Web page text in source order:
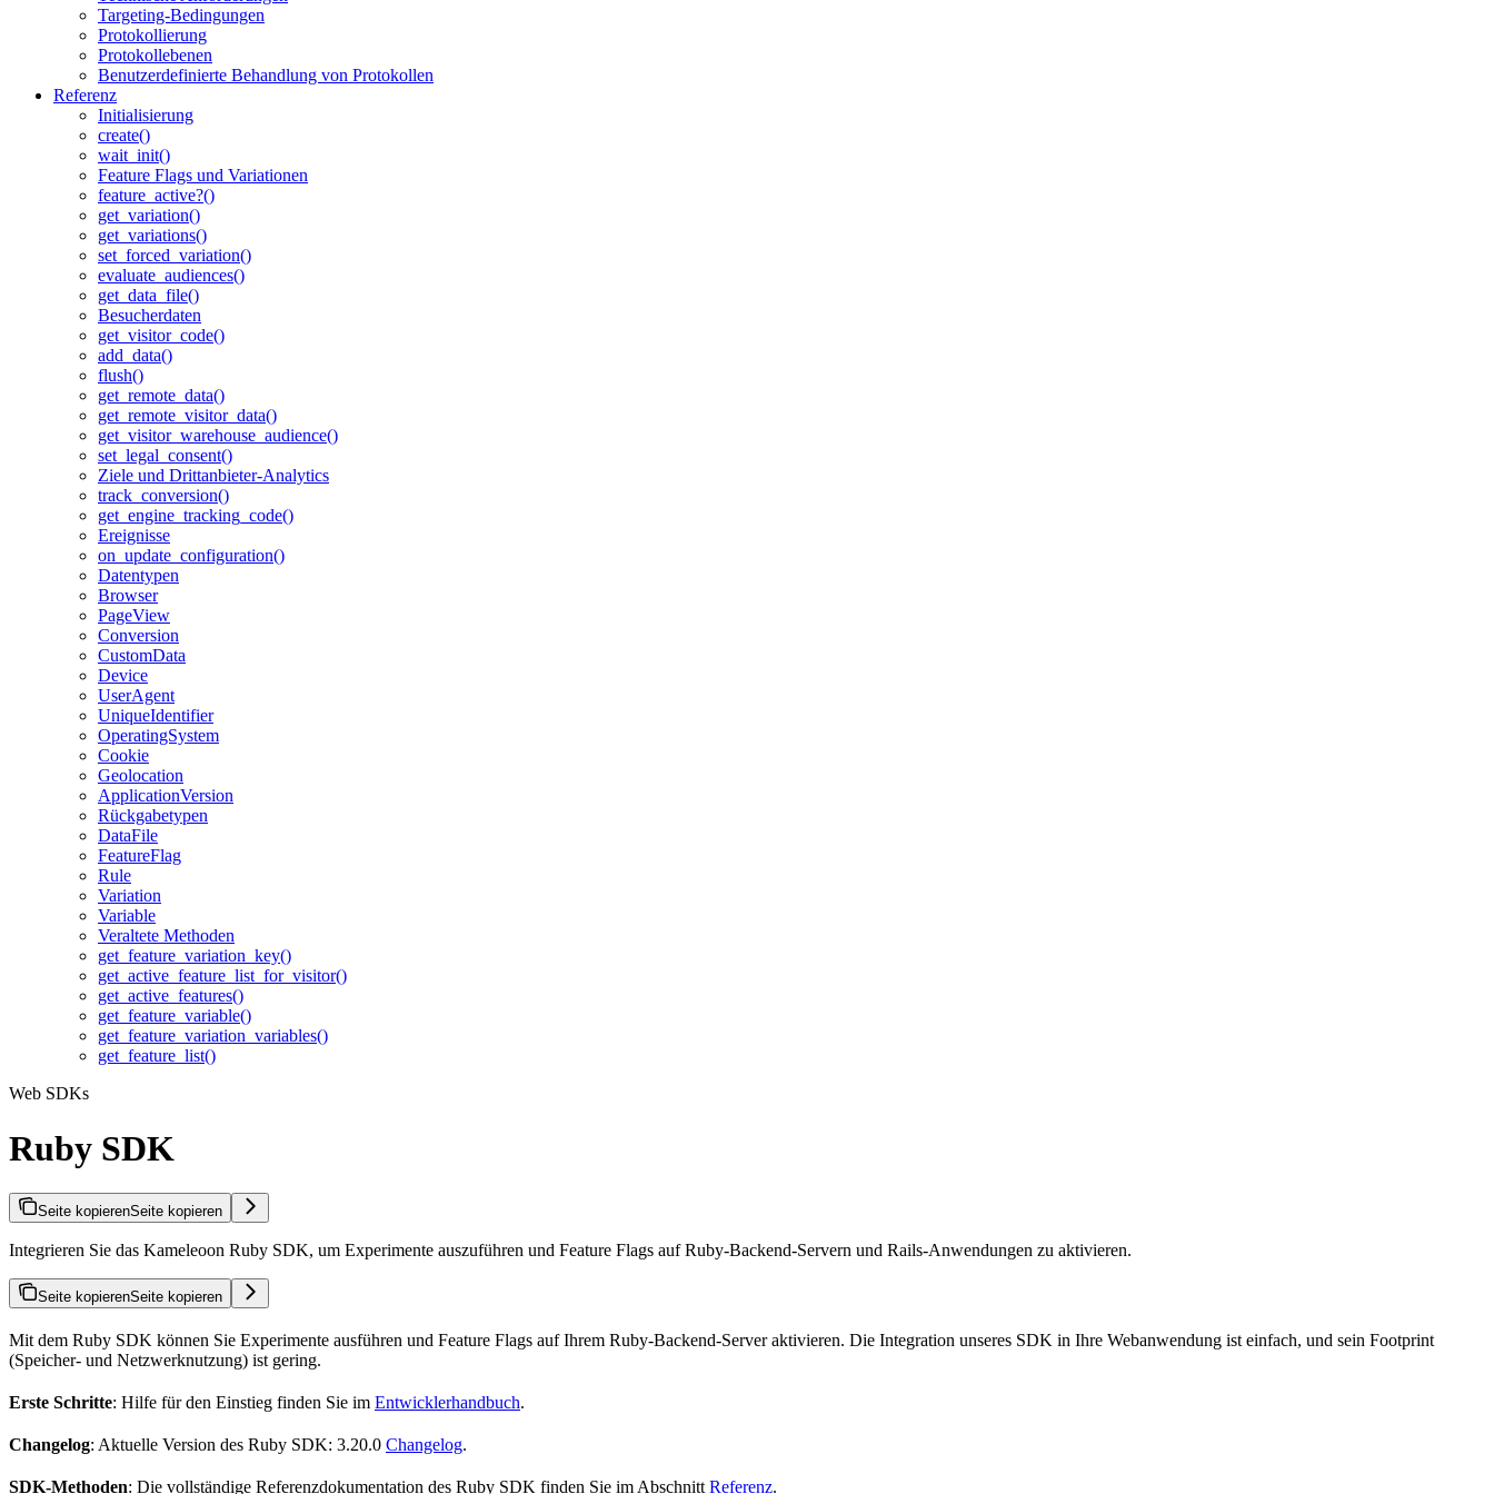
Targeting-Bedingungen
Protokollierung
Protokollebenen
Benutzerdefinierte Behandlung von Protokollen
Referenz
Initialisierung
create()
wait_init()
Feature Flags und Variationen
feature_active?()
get_variation()
get_variations()
set_forced_variation()
evaluate_audiences()
get_data_file()
Besucherdaten
get_visitor_code()
add_data()
flush()
get_remote_data()
get_remote_visitor_data()
get_visitor_warehouse_audience()
set_legal_consent()
Ziele und Drittanbieter-Analytics
track_conversion()
get_engine_tracking_code()
Ereignisse
on_update_configuration()
Datentypen
Browser
PageView
Conversion
CustomData
Device
UserAgent
UniqueIdentifier
OperatingSystem
Cookie
Geolocation
ApplicationVersion
Rückgabetypen
DataFile
FeatureFlag
Rule
Variation
Variable
Veraltete Methoden
get_feature_variation_key()
get_active_feature_list_for_visitor()
get_active_features()
get_feature_variable()
get_feature_variation_variables()
get_feature_list()
Web SDKs
Ruby SDK
Seite kopierenSeite kopieren
Integrieren Sie das Kameleoon Ruby SDK, um Experimente auszuführen und Feature Flags auf Ruby-Backend-Servern und Rails-Anwendungen zu aktivieren.
Seite kopierenSeite kopieren
Mit dem Ruby SDK können Sie Experimente ausführen und Feature Flags auf Ihrem Ruby-Backend-Server aktivieren. Die Integration unseres SDK in Ihre Webanwendung ist einfach, und sein Footprint
(Speicher- und Netzwerknutzung) ist gering.
Erste Schritte: Hilfe für den Einstieg finden Sie im Entwicklerhandbuch.
Changelog: Aktuelle Version des Ruby SDK: 3.20.0 Changelog.
SDK-Methoden: Die vollständige Referenzdokumentation des Ruby SDK finden Sie im Abschnitt Referenz.